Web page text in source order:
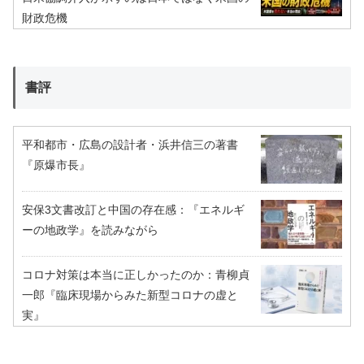
財政危機
書評
平和都市・広島の設計者・浜井信三の著書
『原爆市長』
安保3文書改訂と中国の存在感：『エネルギ
ーの地政学』を読みながら
コロナ対策は本当に正しかったのか：青柳貞
一郎『臨床現場からみた新型コロナの虚と
実』